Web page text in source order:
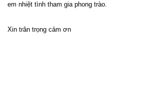
em nhiệt tình tham gia phong trào.
Xin trân trọng cảm ơn